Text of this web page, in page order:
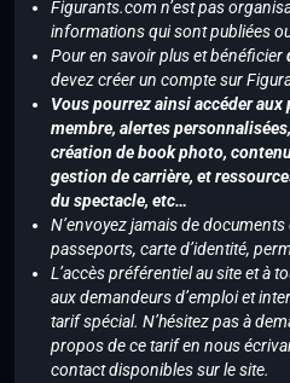
Figurants.com n’est pas
informations qui sont publiées
Pour en savoir plus et bénéficier
devez créer un compte sur
Vous pourrez ainsi accéder
membre, alertes
création de book photo,
gestion de carrière, et
du spectacle, etc…
N’envoyez jamais de documents
passeports, carte d’identité,
L’accès préférentiel au site et à
aux demandeurs d’emploi et
tarif spécial. N’hésitez pas à
propos de ce tarif en nous
contact disponibles sur le site.